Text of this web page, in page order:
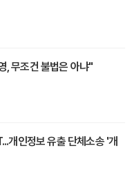
, 무조건 불법은 아냐"
개인정보 유출 단체소송 '개